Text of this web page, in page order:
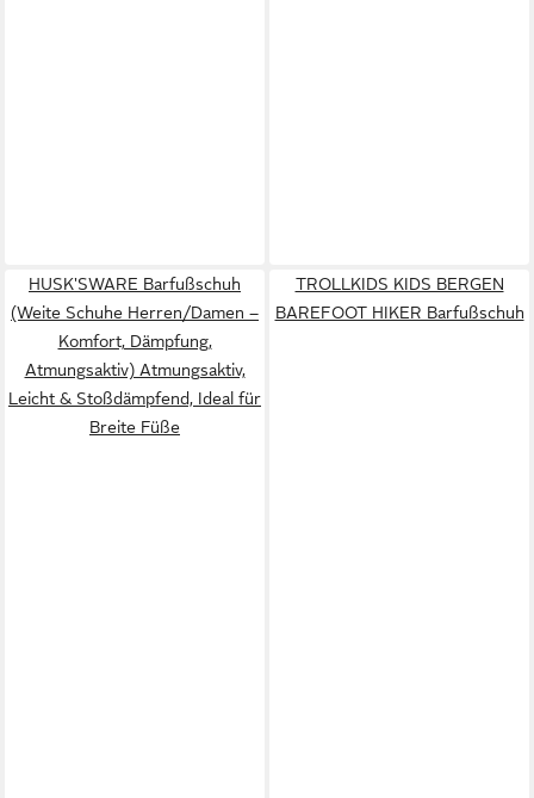
HUSK'SWARE Barfußschuh
(Weite Schuhe Herren/Damen –
Komfort, Dämpfung,
Atmungsaktiv) Atmungsaktiv,
Leicht & Stoßdämpfend, Ideal für
Breite Füße
TROLLKIDS KIDS BERGEN
BAREFOOT HIKER Barfußschuh